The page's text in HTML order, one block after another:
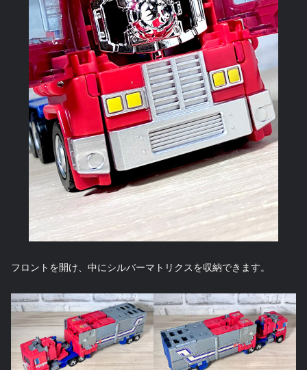
フロントを開け、中にシルバーマトリクスを収納できます。